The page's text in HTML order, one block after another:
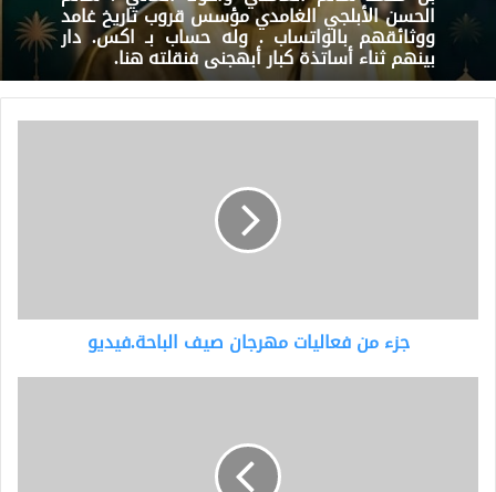
الأستاذ القدير . محمد آل خير الغامدي , ود. أحمد
بن محمد سالم الغامدي وأخونا الغالي . سالم
الحسن الأبلجي الغامدي مؤسس قروب تاريخ غامد
ووثائقهم بالواتساب . وله حساب بـ اكس. دار
الشاعر السعودي المحبوب . مجدي شافعي . ابن
صبيا يجيد كل أغراض الشعر لكنه يميل للغزلي .
والحقيقة أن منطقة جازان مليئة بالعلماء والأدباء
والكتاب والشعراء المتميزون .
جزء من فعاليات مهرجان صيف الباحة.فيديو